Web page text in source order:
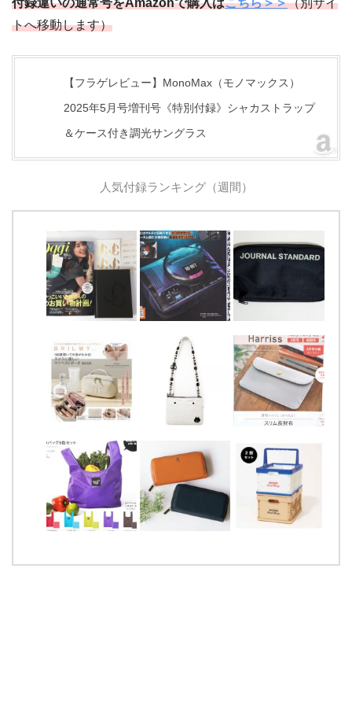
付録違いの通常号をAmazonで購入はこちら＞＞（別サイ
トへ移動します）
【フラゲレビュー】MonoMax（モノマックス）
2025年5月号増刊号《特別付録》シャカストラップ
＆ケース付き調光サングラス
人気付録ランキング（週間）